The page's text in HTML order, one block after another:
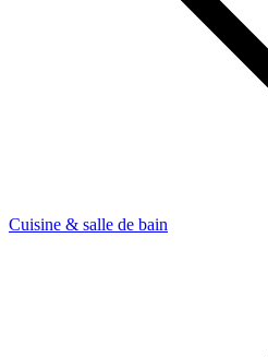
Cuisine & salle de bain